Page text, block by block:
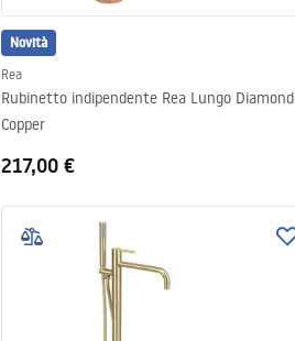
Novità
Rea
Rubinetto indipendente Rea Lungo Diamond
Copper
217,00 €